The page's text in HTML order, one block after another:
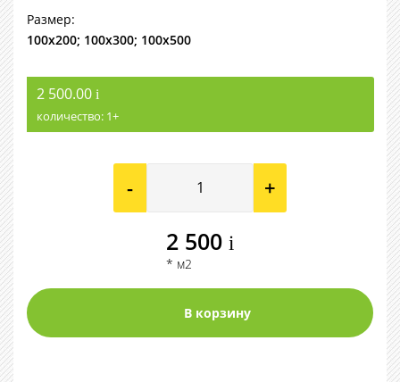
Размер:
100х200; 100х300; 100х500
2 500.00 i
количество: 1+
2 500 i
* м2
- +